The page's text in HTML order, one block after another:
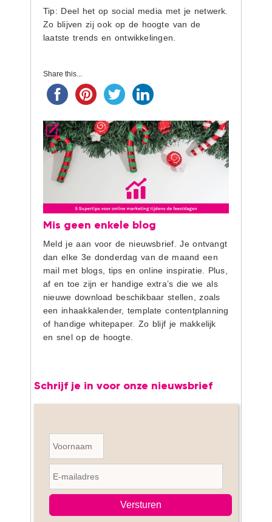
Tip: Deel het op social media met je netwerk.
Zo blijven zij ook op de hoogte van de
laatste trends en ontwikkelingen.
Share this...
Mis geen enkele blog
Meld je aan voor de nieuwsbrief. Je ontvangt
dan elke 3e donderdag van de maand een
mail met blogs, tips en online inspiratie. Plus,
af en toe zijn er handige extra’s die we als
nieuwe download beschikbaar stellen, zoals
een inhaakkalender, template contentplanning
of handige whitepaper. Zo blijf je makkelijk
en snel op de hoogte.
Schrijf je in voor onze nieuwsbrief